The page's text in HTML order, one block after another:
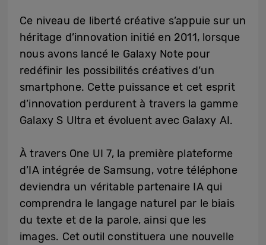
Ce niveau de liberté créative s’appuie sur un
héritage d’innovation initié en 2011, lorsque
nous avons lancé le Galaxy Note pour
redéfinir les possibilités créatives d’un
smartphone. Cette puissance et cet esprit
d’innovation perdurent à travers la gamme
Galaxy S Ultra et évoluent avec Galaxy AI.
À travers One UI 7, la première plateforme
d’IA intégrée de Samsung, votre téléphone
deviendra un véritable partenaire IA qui
comprendra le langage naturel par le biais
du texte et de la parole, ainsi que les
images. Cet outil constituera une nouvelle